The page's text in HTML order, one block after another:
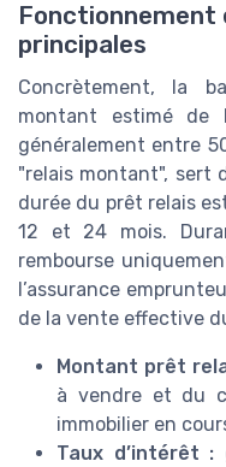
principales
Concrètement, la
montant estimé de
généralement entre
"relais montant", sert
durée du prêt relais
12 et 24 mois.
rembourse
l’assurance
de la vente effective
Montant prêt
à vendre et du
immobilier en
Taux d’intérêt :